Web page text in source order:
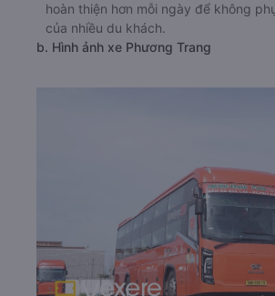
hoàn thiện hơn mỗi ngày để không
của nhiều du khách.
b. Hình ảnh xe Phương Trang